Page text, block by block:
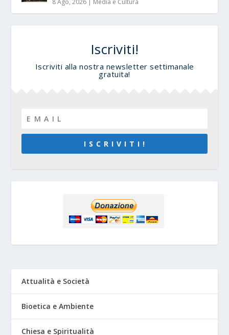
8 Ago, 2026 | Media e Cultura
Iscriviti!
Iscriviti alla nostra newsletter settimanale
gratuita!
I S C R I V I T I !
Attualità e Società
Bioetica e Ambiente
Chiesa e Spiritualità